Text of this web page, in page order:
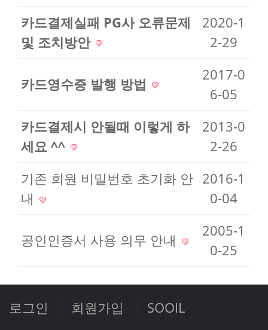
카드결제실패 PG사 오류문제
및 조치방안
2020-1
2-29
카드영수증 발행 방법
2017-0
6-05
카드결제시 안될때 이렇게 하
세요 ^^
2013-0
2-26
기존 회원 비밀번호 초기화 안
내
2016-1
0-04
공인인증서 사용 의무 안내
2005-1
0-25
로그인 회원가입 SOOIL